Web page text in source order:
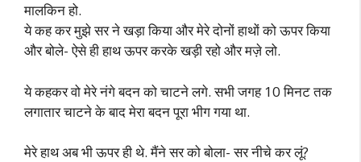
मालकिन हो.
ये कह कर मुझे सर ने खड़ा किया और मेरे दोनों हाथों को ऊपर किया
और बोले- ऐसे ही हाथ ऊपर करके खड़ी रहो और मज़े लो.
ये कहकर वो मेरे नंगे बदन को चाटने लगे. सभी जगह 10 मिनट तक
लगातार चाटने के बाद मेरा बदन पूरा भीग गया था.
मेरे हाथ अब भी ऊपर ही थे. मैंने सर को बोला- सर नीचे कर लूं?